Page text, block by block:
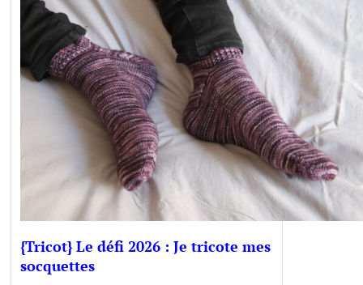
{Tricot} Le défi 2026 : Je tricote mes
socquettes